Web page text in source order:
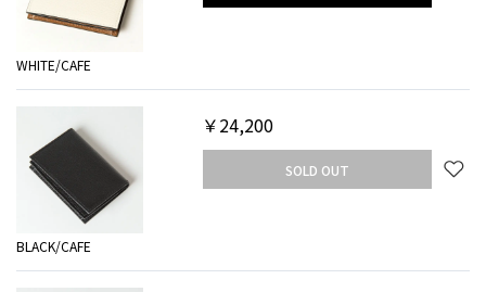
WHITE/CAFE
BLACK/CAFE
￥24,200
SOLD OUT